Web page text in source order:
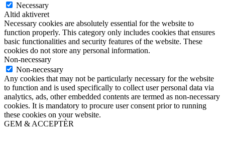
Necessary
Altid aktiveret
Necessary cookies are absolutely essential for the website to
function properly. This category only includes cookies that ensures
basic functionalities and security features of the website. These
cookies do not store any personal information.
Non-necessary
Non-necessary
Any cookies that may not be particularly necessary for the website
to function and is used specifically to collect user personal data via
analytics, ads, other embedded contents are termed as non-necessary
cookies. It is mandatory to procure user consent prior to running
these cookies on your website.
GEM & ACCEPTÈR